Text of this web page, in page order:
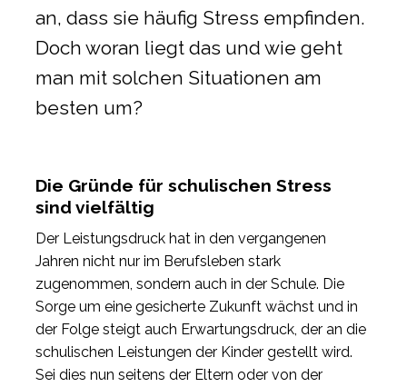
an, dass sie häufig Stress empfinden.
Doch woran liegt das und wie geht
man mit solchen Situationen am
besten um?
Die Gründe für schulischen Stress
sind vielfältig
Der Leistungsdruck hat in den vergangenen
Jahren nicht nur im Berufsleben stark
zugenommen, sondern auch in der Schule. Die
Sorge um eine gesicherte Zukunft wächst und in
der Folge steigt auch Erwartungsdruck, der an die
schulischen Leistungen der Kinder gestellt wird.
Sei dies nun seitens der Eltern oder von der